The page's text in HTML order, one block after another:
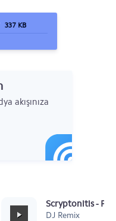
337 KB
akışınıza
Scryptonitis -
DJ Remix